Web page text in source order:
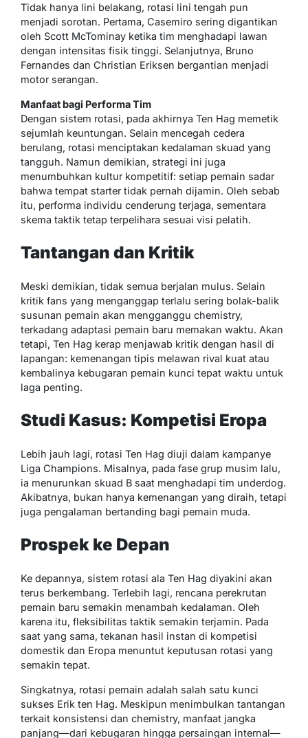
Tidak hanya lini belakang, rotasi lini tengah pun
menjadi sorotan. Pertama, Casemiro sering digantikan
oleh Scott McTominay ketika tim menghadapi lawan
dengan intensitas fisik tinggi. Selanjutnya, Bruno
Fernandes dan Christian Eriksen bergantian menjadi
motor serangan.
Manfaat bagi Performa Tim
Dengan sistem rotasi, pada akhirnya Ten Hag memetik
sejumlah keuntungan. Selain mencegah cedera
berulang, rotasi menciptakan kedalaman skuad yang
tangguh. Namun demikian, strategi ini juga
menumbuhkan kultur kompetitif: setiap pemain sadar
bahwa tempat starter tidak pernah dijamin. Oleh sebab
itu, performa individu cenderung terjaga, sementara
skema taktik tetap terpelihara sesuai visi pelatih.
Tantangan dan Kritik
Meski demikian, tidak semua berjalan mulus. Selain
kritik fans yang menganggap terlalu sering bolak-balik
susunan pemain akan mengganggu chemistry,
terkadang adaptasi pemain baru memakan waktu. Akan
tetapi, Ten Hag kerap menjawab kritik dengan hasil di
lapangan: kemenangan tipis melawan rival kuat atau
kembalinya kebugaran pemain kunci tepat waktu untuk
laga penting.
Studi Kasus: Kompetisi Eropa
Lebih jauh lagi, rotasi Ten Hag diuji dalam kampanye
Liga Champions. Misalnya, pada fase grup musim lalu,
ia menurunkan skuad B saat menghadapi tim underdog.
Akibatnya, bukan hanya kemenangan yang diraih, tetapi
juga pengalaman bertanding bagi pemain muda.
Prospek ke Depan
Ke depannya, sistem rotasi ala Ten Hag diyakini akan
terus berkembang. Terlebih lagi, rencana perekrutan
pemain baru semakin menambah kedalaman. Oleh
karena itu, fleksibilitas taktik semakin terjamin. Pada
saat yang sama, tekanan hasil instan di kompetisi
domestik dan Eropa menuntut keputusan rotasi yang
semakin tepat.
Singkatnya, rotasi pemain adalah salah satu kunci
sukses Erik ten Hag. Meskipun menimbulkan tantangan
terkait konsistensi dan chemistry, manfaat jangka
panjang—dari kebugaran hingga persaingan internal—